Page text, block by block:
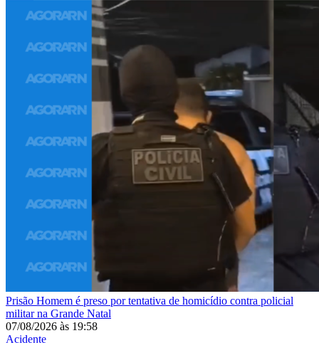
Prisão Homem é preso por tentativa de homicídio contra policial
militar na Grande Natal
07/08/2026 às 19:58
Acidente